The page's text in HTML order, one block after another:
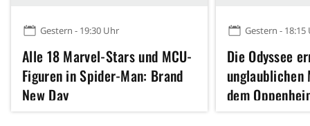
Gestern - 19:30 Uhr
Alle 18 Marvel-Stars und MCU-
Figuren in Spider-Man: Brand
New Day
Gestern - 18:15
Die Odyssee
unglaublichen
dem
Inception